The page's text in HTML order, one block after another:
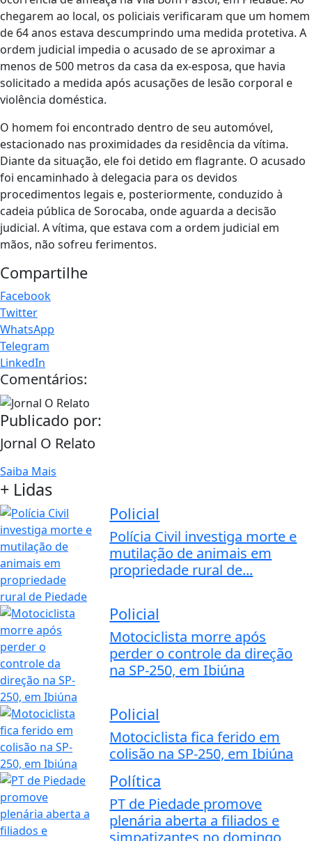
chegarem ao local, os policiais verificaram que um homem
de 64 anos estava descumprindo uma medida protetiva. A
ordem judicial impedia o acusado de se aproximar a
menos de 500 metros da casa da ex-esposa, que havia
solicitado a medida após acusações de lesão corporal e
violência doméstica.
O homem foi encontrado dentro de seu automóvel,
estacionado nas proximidades da residência da vítima.
Diante da situação, ele foi detido em flagrante. O acusado
foi encaminhado à delegacia para os devidos
procedimentos legais e, posteriormente, conduzido à
cadeia pública de Sorocaba, onde aguarda a decisão
judicial. A vítima, que estava com a ordem judicial em
mãos, não sofreu ferimentos.
Compartilhe
Facebook
Twitter
WhatsApp
Telegram
LinkedIn
Comentários:
Publicado por:
Jornal O Relato
Saiba Mais
+ Lidas
Policial
Polícia Civil investiga morte e
mutilação de animais em
propriedade rural de...
Policial
Motociclista morre após
perder o controle da direção
na SP-250, em Ibiúna
Policial
Motociclista fica ferido em
colisão na SP-250, em Ibiúna
Política
PT de Piedade promove
plenária aberta a filiados e